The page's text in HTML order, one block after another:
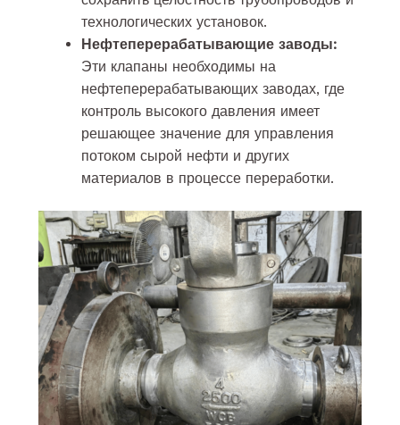
технологических установок.
Нефтеперерабатывающие заводы:
Эти клапаны необходимы на
нефтеперерабатывающих заводах, где
контроль высокого давления имеет
решающее значение для управления
потоком сырой нефти и других
материалов в процессе переработки.